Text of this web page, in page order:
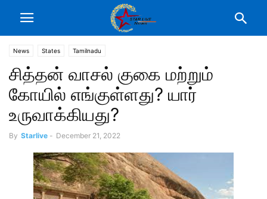
News States Tamilnadu
சித்தன் வாசல் குகை மற்றும்
கோயில் எங்குள்ளது? யார்
உருவாக்கியது?
By Starlive - December 21, 2022